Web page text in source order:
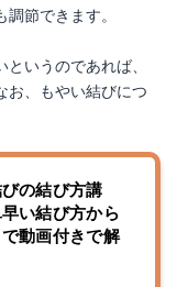
節できます。
いうのであれば、
お、もやい結びにつ
の結び方講
い結び方から
動画付きで解